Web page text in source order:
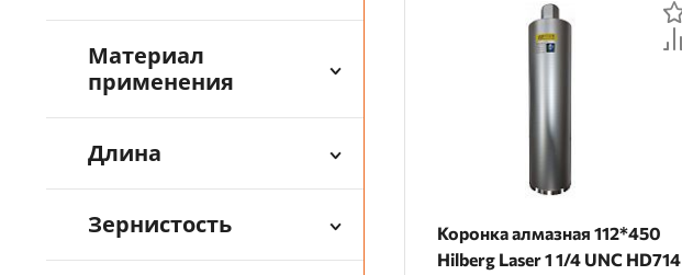
Материал
применения
Длина
Зернистость
Коронка алмазная 112*450
Hilberg Laser 1 1/4 UNC HD714